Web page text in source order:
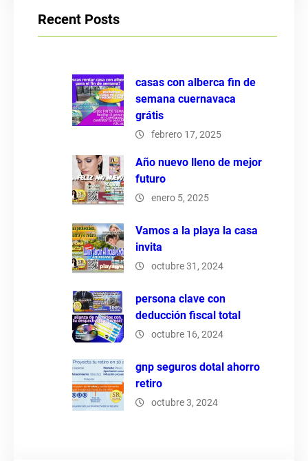
Recent Posts
casas con alberca fin de
semana cuernavaca
grátis
febrero 17, 2025
Año nuevo lleno de mejor
futuro
enero 5, 2025
Vamos a la playa la casa
invita
octubre 31, 2024
persona clave con
deducción fiscal total
octubre 16, 2024
gnp seguros dotal ahorro
retiro
octubre 3, 2024